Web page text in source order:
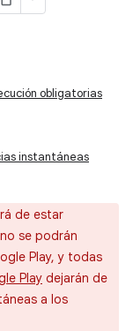
obligatorias
instantáneas
de estar
se podrán
Play, y todas
Play dejarán de
a los